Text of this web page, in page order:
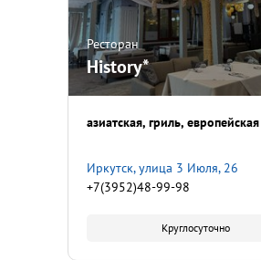
Ресторан
History*
азиатская гриль европейская
Иркутск, улица 3 Июля, 26
+7(3952)48-99-98
Круглосуточно